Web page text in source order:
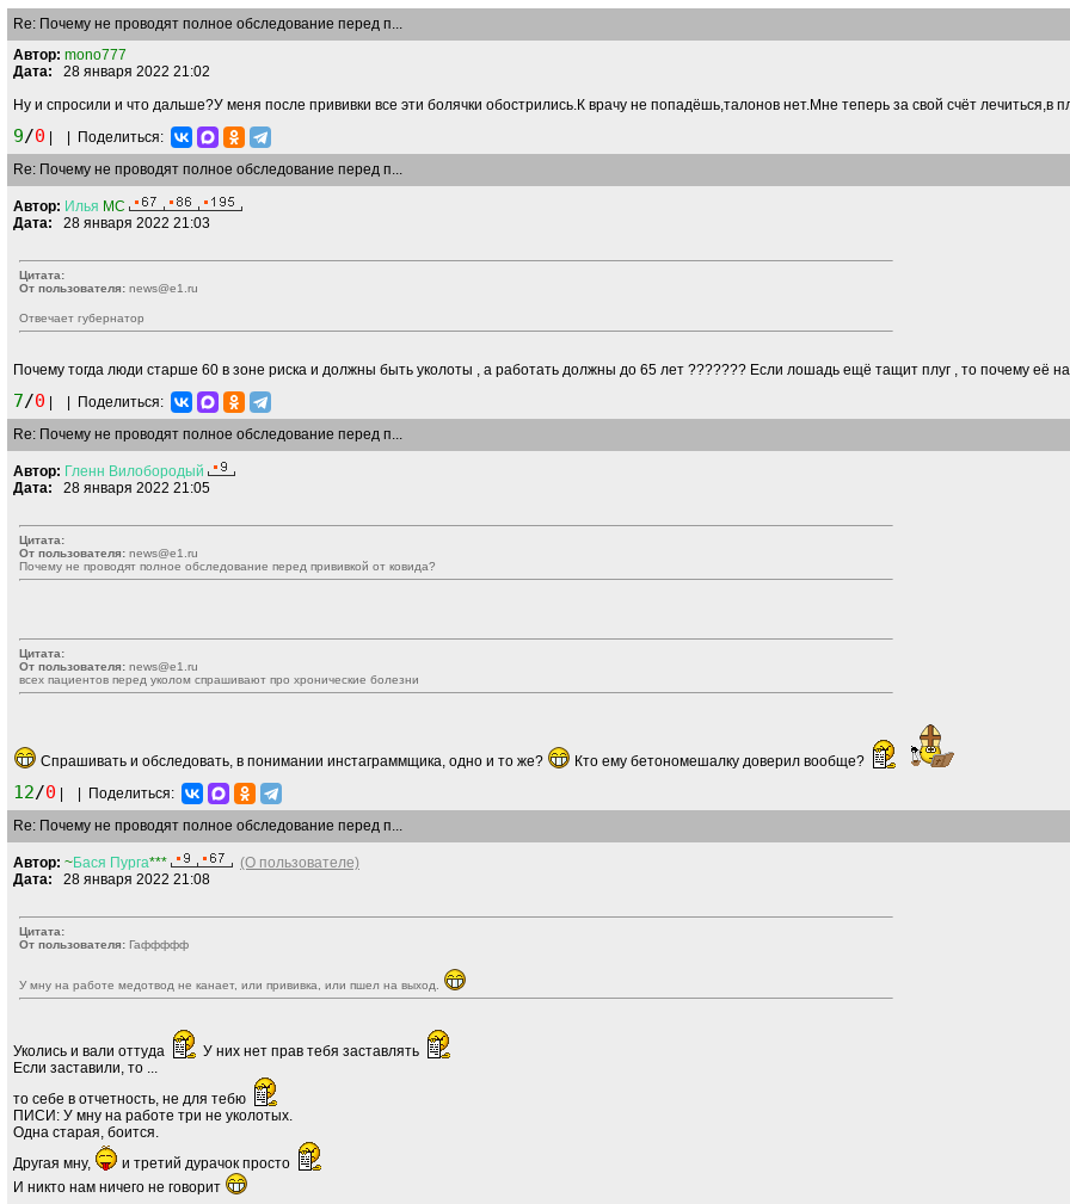
Re: Почему не проводят полное обследование перед п...
Автор: mono777
Дата: 28 января 2022 21:02
Ну и спросили и что дальше?У меня после прививки все эти болячки обострились.К врачу не попадёшь,талонов нет.Мне теперь за свой счёт лечиться,в
9/0
Поделиться:
Re: Почему не проводят полное обследование перед п...
Автор: Илья MC
Дата: 28 января 2022 21:03
Цитата:
От пользователя: news@e1.ru
Отвечает губернатор
Почему тогда люди старше 60 в зоне риска и должны быть уколоты , а работать должны до 65 лет ??????? Если лошадь ещё тащит плуг , то почему её
7/0
Поделиться:
Re: Почему не проводят полное обследование перед п...
Автор: Гленн Вилобородый
Дата: 28 января 2022 21:05
Цитата:
От пользователя: news@e1.ru
Почему не проводят полное обследование перед прививкой от ковида?
Цитата:
От пользователя: news@e1.ru
всех пациентов перед уколом спрашивают про хронические болезни
Спрашивать и обследовать, в понимании инстаграммщика, одно и то же? Кто ему бетономешалку доверил вообще?
12/0
Поделиться:
Re: Почему не проводят полное обследование перед п...
Автор: ~Бася Пурга***
(О пользователе)
Дата: 28 января 2022 21:08
Цитата:
От пользователя: Гаффффф
У мну на работе медотвод не канает, или прививка, или пшел на выход.
Уколись и вали оттуда
У них нет прав тебя заставлять
Если заставили, то ...
то себе в отчетность, не для тебю
ПИСИ: У мну на работе три не уколотых.
Одна старая, боится.
Другая мну,
и третий дурачок просто
И никто нам ничего не говорит